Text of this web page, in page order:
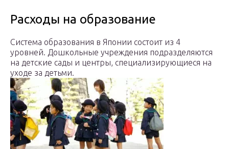
Расходы на образование
Система образования в Японии состоит из 4
уровней. Дошкольные учреждения подразделяются
на детские сады и центры, специализирующиеся на
уходе за детьми.